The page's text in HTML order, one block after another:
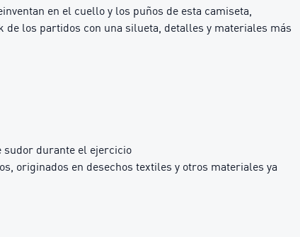
en el cuello y los puños de esta camiseta,
los partidos con una silueta, detalles y materiales más
sudor durante el ejercicio
originados en desechos textiles y otros materiales ya